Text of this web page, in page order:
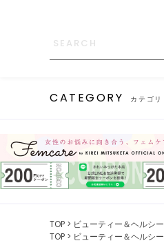
CATEGORY カテゴリ
TOP ビューティー＆ヘルシー
TOP
ビューティー＆ヘルシー